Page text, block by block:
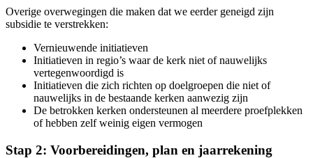
Overige overwegingen die maken dat we eerder geneigd zijn
subsidie te verstrekken:
Vernieuwende initiatieven
Initiatieven in regio’s waar de kerk niet of nauwelijks
vertegenwoordigd is
Initiatieven die zich richten op doelgroepen die niet of
nauwelijks in de bestaande kerken aanwezig zijn
De betrokken kerken ondersteunen al meerdere proefplekken
of hebben zelf weinig eigen vermogen
Stap 2: Voorbereidingen, plan en jaarrekening